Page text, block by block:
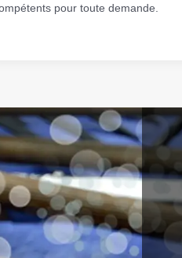
pour toute demande.